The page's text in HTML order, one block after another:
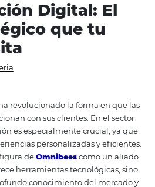
y la
Digital:
que tu
ha revolucionado la forma en
con sus clientes. En el